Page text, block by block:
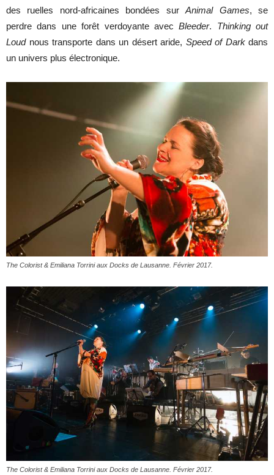
des ruelles nord-africaines bondées surAnimal Games, se
perdre dans une forêt verdoyante avecBleeder. Thinking out
Loud nous transporte dans un désert aride, Speed of Darkdans
un univers plus électronique.
The Colorist & Emiliana Torrini aux Docks de Lausanne. Février 2017.
The Colorist & Emiliana Torrini aux Docks de Lausanne. Février 2017.